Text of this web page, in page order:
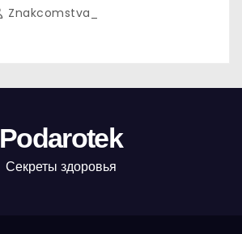
Znakcomstva_
Podarotek
Секреты здоровья